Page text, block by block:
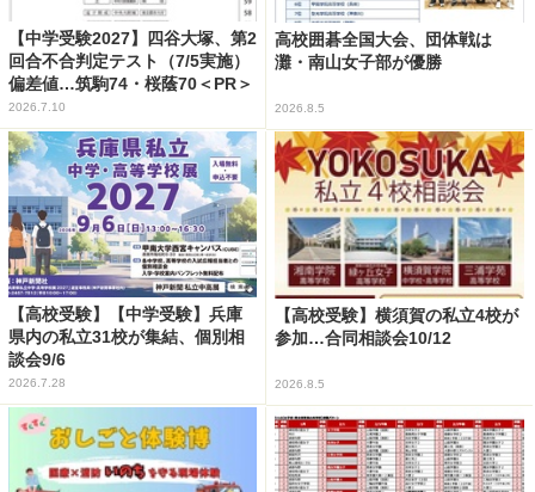
【中学受験2027】四谷大塚、第2
回合不合判定テスト（7/5実施）
偏差値…筑駒74・桜蔭70＜PR＞
2026.7.10
高校囲碁全国大会、団体戦は
灘・南山女子部が優勝
2026.8.5
【高校受験】【中学受験】兵庫
県内の私立31校が集結、個別相
談会9/6
2026.7.28
【高校受験】横須賀の私立4校が
参加…合同相談会10/12
2026.8.5